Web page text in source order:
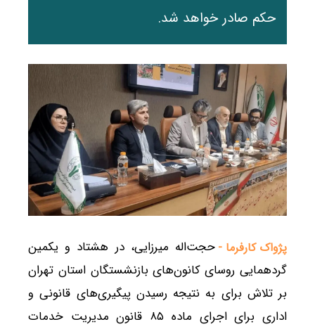
حکم صادر خواهد شد.
پژواک کارفرما - حجت‌اله میرزایی، در هشتاد و یکمین
گردهمایی روسای کانون‌های بازنشستگان استان تهران
بر تلاش برای به نتیجه رسیدن پیگیری‌های قانونی و
اداری برای اجرای ماده ۸۵ قانون مدیریت خدمات